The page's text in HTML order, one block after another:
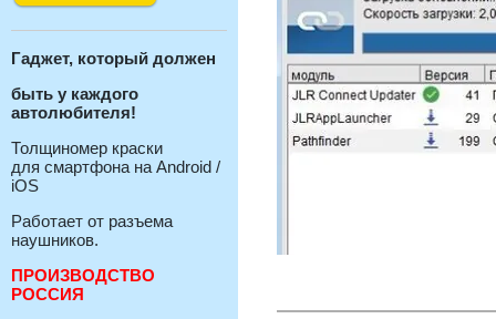
Гаджет, который должен
быть у каждого
автолюбителя!
Толщиномер краски
для смартфона на Android /
iOS
Работает от разъема
наушников.
ПРОИЗВОДСТВО
РОССИЯ